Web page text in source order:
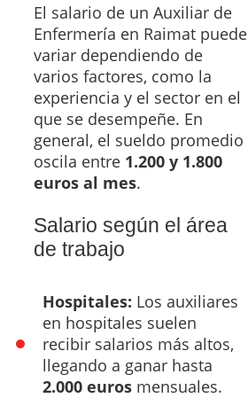
El salario de un Auxiliar de
Enfermería en Raimat puede
variar dependiendo de
varios factores, como la
experiencia y el sector en el
que se desempeñe. En
general, el sueldo promedio
oscila entre 1.200 y 1.800
euros al mes.
Salario según el área
de trabajo
Hospitales: Los auxiliares
en hospitales suelen
recibir salarios más altos,
llegando a ganar hasta
2.000 euros mensuales.